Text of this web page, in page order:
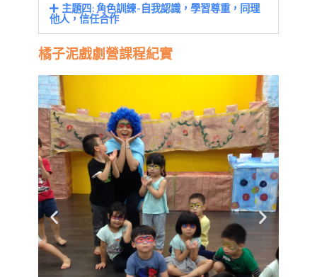
主題四:角色訓練-自我認識，學習尊重，同理
他人，信任合作
橘子泥戲劇營課程紀實